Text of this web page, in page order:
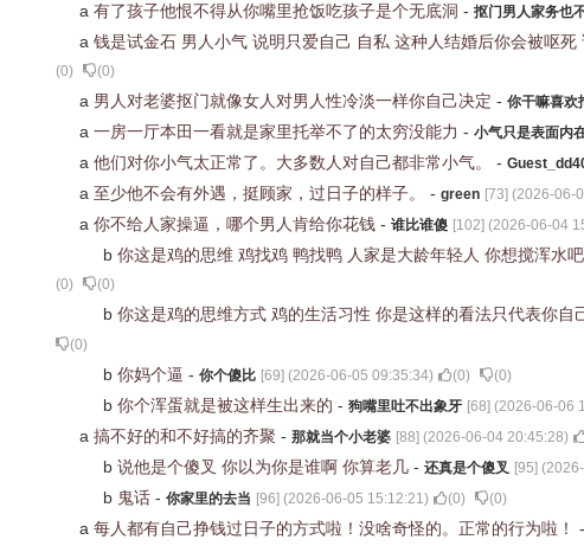
a 有了孩子他恨不得从你嘴里抢饭吃孩子是个无底洞 - 抠门男人家务也
a 钱是试金石 男人小气 说明只爱自己 自私 这种人结婚后你会被呕
(0) (0)
a 男人对老婆抠门就像女人对男人性冷淡一样你自己决定 - 你干嘛喜欢
a 一房一厅本田一看就是家里托举不了的太穷没能力 - 小气只是表面内
a 他们对你小气太正常了。大多数人对自己都非常小气。 -
a 至少他不会有外遇，挺顾家，过日子的样子。 - green [73] (2026-06-
a 你不给人家操逼，哪个男人肯给你花钱 - 谁比谁傻 [102] (2026-06-04
b 你这是鸡的思维 鸡找鸡 鸭找鸭 人家是大龄年轻人 你想搅浑水
(0) (0)
b 你这是鸡的思维方式 鸡的生活习性 你是这样的看法只代表你自
(0)
b 你妈个逼 - 你个傻比 [69] (2026-06-05 09:35:34) (0) (0)
b 你个浑蛋就是被这样生出来的 - 狗嘴里吐不出象牙 [68] (2026-06-06
a 搞不好的和不好搞的齐聚 - 那就当个小老婆 [88] (2026-06-04 20:45:28)
b 说他是个傻叉 你以为你是谁啊 你算老几 - 还真是个傻叉 [95] (
b 鬼话 - 你家里的去当 [96] (2026-06-05 15:12:21) (0) (0)
a 每人都有自己挣钱过日子的方式啦！没啥奇怪的。正常的行为啦！ -